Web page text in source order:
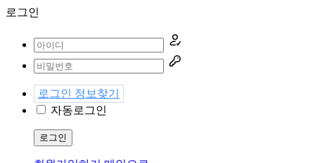
로그인
로그인 정보찾기
자동로그인
로그인